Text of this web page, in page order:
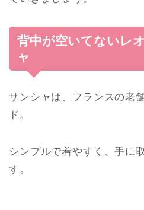
背中が空いてないレ
ャ
サンシャは、フランスの老
ド。
シンプルで着やすく、手に
す。